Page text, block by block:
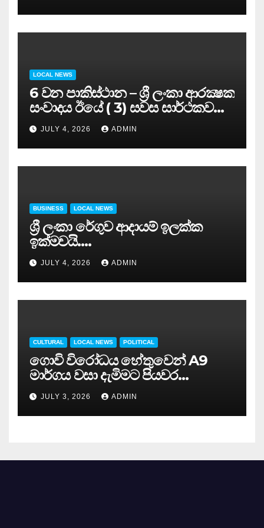
LOCAL NEWS
6 වන පාකිස්ථාන – ශ්‍රී ලංකා ආරක්‍ෂක
සංවාදය ඊයේ ( 3) සවස සාර්ථකව
අවසන් කරයි..
JULY 4, 2026 ADMIN
BUSINESS LOCAL NEWS
ශ්‍රී ලංකා රේගුව ආදායම් ඉලක්ක
ඉක්මවයි….
JULY 4, 2026 ADMIN
CULTURAL LOCAL NEWS POLITICAL
ගොවි විරෝධය හේතුවෙන් A9
මාර්ගය වසා දැමිමට පියවර…
JULY 3, 2026 ADMIN